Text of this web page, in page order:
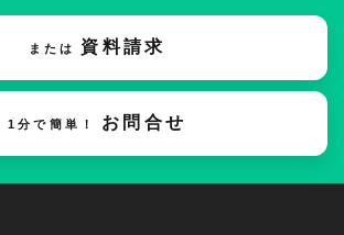
または 資料請求
1分で簡単！ お問合せ